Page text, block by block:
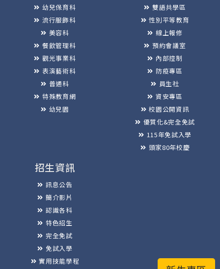
幼兒保育科
流行服飾科
美容科
餐飲管理科
觀光事業科
表演藝術科
普通科
特殊教育網
幼兒園
雙語共學區
性別平等教育
線上報修
預約會議室
內部控制
防疫專區
員生社
資安專區
校園公開資訊
優質化&完全免試
115年免試入學
頭家80年校慶
招生資訊
訊息公告
簡介影片
認識各科
特色招生
完全免試
免試入學
實用技能學程